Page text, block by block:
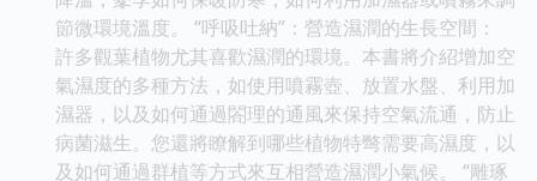
節微環境溫度。 “呼吸吐納”：營造濕潤的生長空間：
許多觀葉植物尤其喜歡濕潤的環境。本書將介紹增加空
氣濕度的多種方法，如使用噴霧壺、放置水盤、利用加
濕器，以及如何通過閤理的通風來保持空氣流通，防止
病菌滋生。您還將瞭解到哪些植物特彆需要高濕度，以
及如何通過群植等方式來互相營造濕潤小氣候。 “雕琢